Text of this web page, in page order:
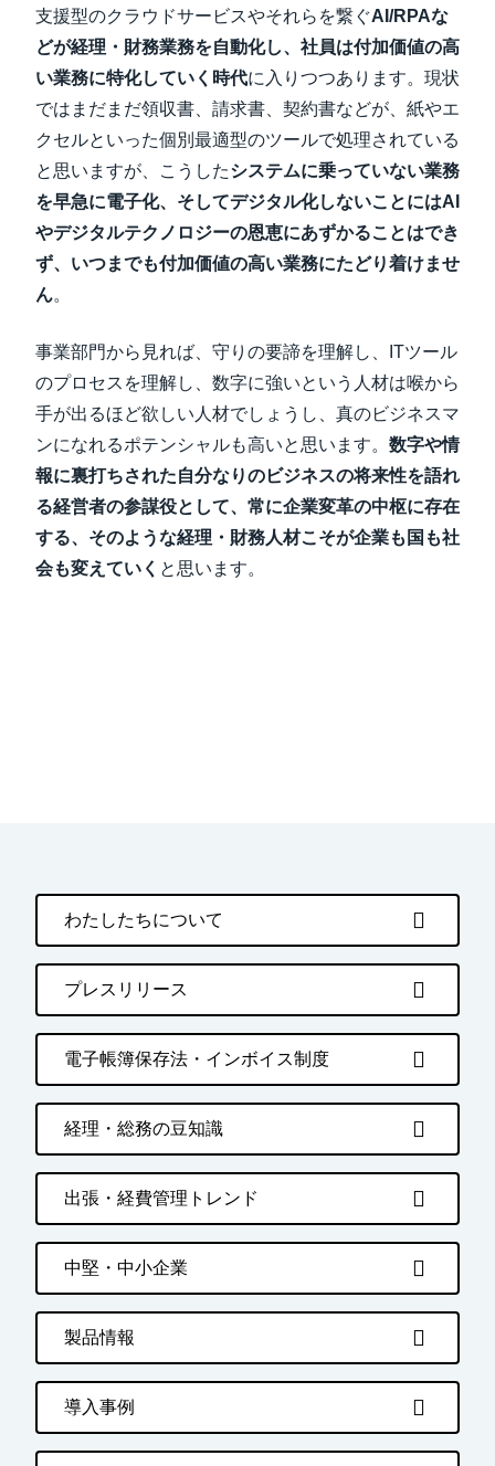
支援型のクラウドサービスやそれらを繋ぐAI/RPAな
どが経理・財務業務を自動化し、社員は付加価値の高
い業務に特化していく時代に入りつつあります。現状
ではまだまだ領収書、請求書、契約書などが、紙やエ
クセルといった個別最適型のツールで処理されている
と思いますが、こうしたシステムに乗っていない業務
を早急に電子化、そしてデジタル化しないことにはAI
やデジタルテクノロジーの恩恵にあずかることはでき
ず、いつまでも付加価値の高い業務にたどり着けませ
ん。
事業部門から見れば、守りの要諦を理解し、ITツール
のプロセスを理解し、数字に強いという人材は喉から
手が出るほど欲しい人材でしょうし、真のビジネスマ
ンになれるポテンシャルも高いと思います。 数字や情
報に裏打ちされた自分なりのビジネスの将来性を語れ
る経営者の参謀役として、常に企業変革の中枢に存在
する、そのような経理・財務人材こそが企業も国も社
会も変えていく と思います。
わたしたちについて
プレスリリース
電子帳簿保存法・インボイス制度
経理・総務の豆知識
出張・経費管理トレンド
中堅・中小企業
製品情報
導入事例